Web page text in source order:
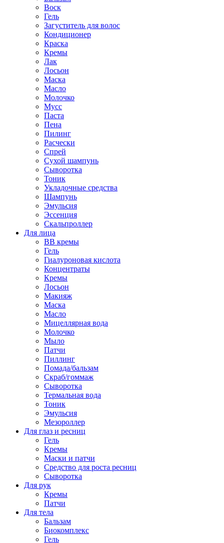
Воск
Гель
Загуститель для волос
Кондиционер
Краска
Кремы
Лак
Лосьон
Маска
Масло
Молочко
Мусс
Паста
Пена
Пилинг
Расчески
Спрей
Сухой шампунь
Сыворотка
Тоник
Укладочные средства
Шампунь
Эмульсия
Эссенция
Скальпроллер
Для лица
BB кремы
Гель
Гиалуроновая кислота
Концентраты
Кремы
Лосьон
Макияж
Маска
Масло
Мицеллярная вода
Молочко
Мыло
Патчи
Пиллинг
Помада/бальзам
Скраб/гоммаж
Сыворотка
Термальная вода
Тоник
Эмульсия
Мезороллер
Для глаз и ресниц
Гель
Кремы
Маски и патчи
Средство для роста ресниц
Сыворотка
Для рук
Кремы
Патчи
Для тела
Бальзам
Биокомплекс
Гель